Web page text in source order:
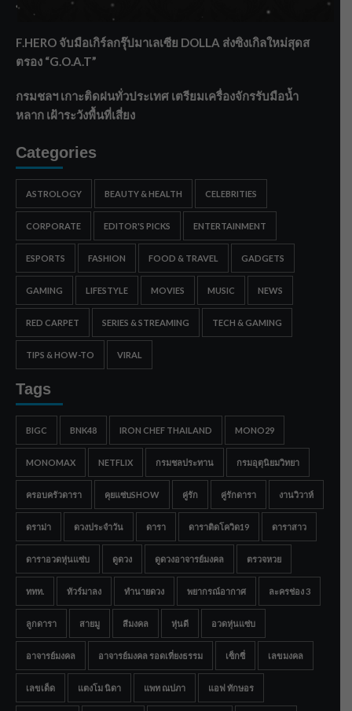
ทรายใต้ เสริมความมั่นคงน้ำเพชรบุรี
F.HERO จับมือเกิร์ลกรุ๊ปมาเลเซีย DOLLA ส่งซิงเกิลใหม่สุดส
ตรอง “G.O.A.T”
กรมชลฯ เกาะติดฝนทั่วประเทศ เตรียมเครื่องจักรรับมือน้ำ
หลาก เฝ้าระวังพื้นที่เสี่ยง
Categories
ASTROLOGY BEAUTY & HEALTH CELEBRITIES
CORPORATE EDITOR'S PICKS ENTERTAINMENT
ESPORTS FASHION FOOD & TRAVEL GADGETS
GAMING LIFESTYLE MOVIES MUSIC NEWS
RED CARPET SERIES & STREAMING TECH & GAMING
TIPS & HOW-TO VIRAL
Tags
BIGC BNK48 IRON CHEF THAILAND MONO29
MONOMAX NETFLIX กรมชลประทาน กรมอุตุนิยมวิทยา
ครอบครัวดารา คุยแซ่บSHOW คู่รัก คู่รักดารา งานวิวาห์
ดราม่า ดวงประจำวัน ดารา ดาราติดโควิด19 ดาราสาว
ดาราอวดหุ่นแซ่บ ดูดวง ดูดวงอาจารย์มงคล ตรวจหวย
ททท. ทัวร์มาลง ทำนายดวง พยากรณ์อากาศ ละครช่อง 3
ลูกดารา สายมู สีมงคล หุ่นดี อวดหุ่นแซ่บ
อาจารย์มงคล อาจารย์มงคล รอดเที่ยงธรรม เซ็กซี่ เลขมงคล
เลขเด็ด แตงโม นิดา แพท ณปภา แอฟ ทักษอร